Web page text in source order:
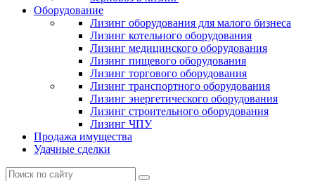
Оборудование
Лизинг оборудования для малого бизнеса
Лизинг котельного оборудования
Лизинг медицинского оборудования
Лизинг пищевого оборудования
Лизинг торгового оборудования
Лизинг транспортного оборудования
Лизинг энергетического оборудования
Лизинг строительного оборудования
Лизинг ЧПУ
Продажа имущества
Удачные сделки